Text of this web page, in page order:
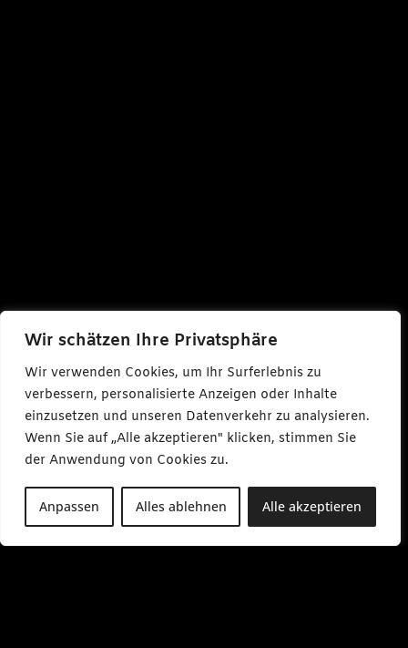
Wir schätzen Ihre Privatsphäre
Wir verwenden Cookies, um Ihr Surferlebnis zu
verbessern, personalisierte Anzeigen oder Inhalte
einzusetzen und unseren Datenverkehr zu analysieren.
Wenn Sie auf „Alle akzeptieren" klicken, stimmen Sie
der Anwendung von Cookies zu.
Anpassen Alles ablehnen Alle akzeptieren